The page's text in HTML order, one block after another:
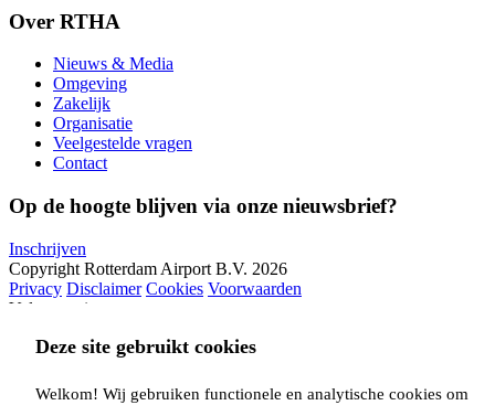
Deze site gebruikt cookies
Welkom! Wij gebruiken functionele en analytische cookies om
Over RTHA
Nieuws & Media
Omgeving
Zakelijk
Organisatie
Veelgestelde vragen
Contact
Op de hoogte blijven via onze nieuwsbrief?
Inschrijven
Copyright Rotterdam Airport B.V. 2026
Privacy Disclaimer Cookies Voorwaarden
Volg ons via: